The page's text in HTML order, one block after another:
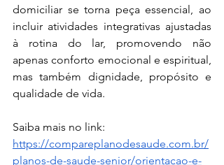
domiciliar se torna peça essencial, ao
incluir atividades integrativas ajustadas
à rotina do lar, promovendo não
apenas conforto emocional e espiritual,
mas também dignidade, propósito e
qualidade de vida.
Saiba mais no link:
https://compareplanodesaude.com.br/
planos-de-saude-senior/orientacao-e-